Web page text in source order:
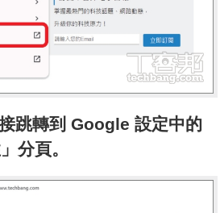
跳轉到 Google 設定中的
分頁。